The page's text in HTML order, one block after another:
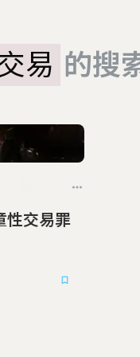
易 的搜
性交易罪